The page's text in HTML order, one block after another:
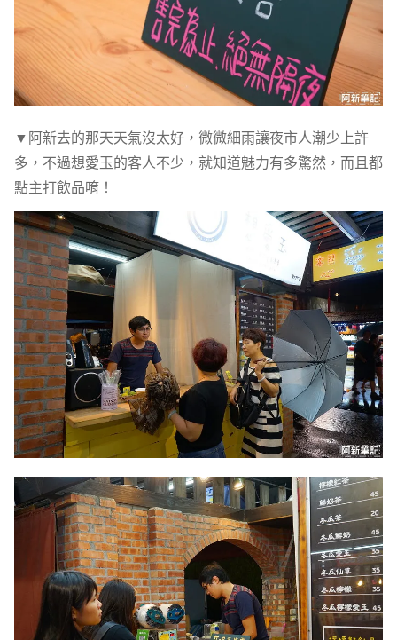
▼阿新去的那天天氣沒太好，微微細雨讓夜市人潮少上許
多，不過想愛玉的客人不少，就知道魅力有多驚然，而且都
點主打飲品唷！